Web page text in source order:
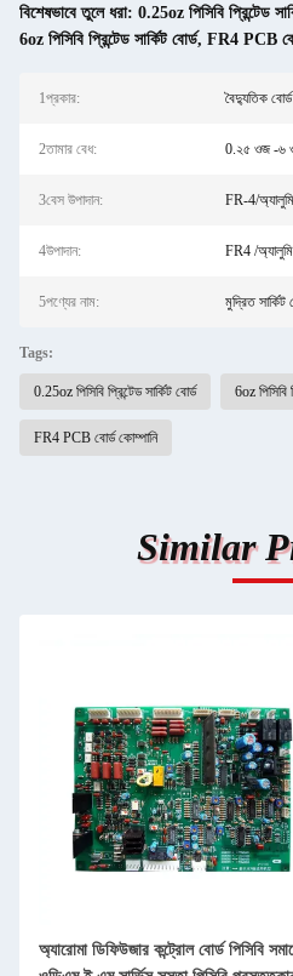
বিশেষভাবে তুলে ধরা: 0.25oz পিসিবি প্রিন্টেড
6oz পিসিবি প্রিন্টেড সার্কিট বোর্ড, FR4 PCB
1প্রকার: বৈদ্যুতিক বোর্ড
2তামার বেধ: 0.২৫ ওজ -৬
3বেস উপাদান: FR-4/
4উপাদান: FR4 /
5পণ্যের নাম: মুদ্রিত সার্কিট
Tags:
0.25oz পিসিবি প্রিন্টেড সার্কিট বোর্ড 6oz পিসিবি
FR4 PCB বোর্ড কোম্পানি
Similar
অ্যারোমা ডিফিউজার কন্ট্রোল বোর্ড পিসিবি